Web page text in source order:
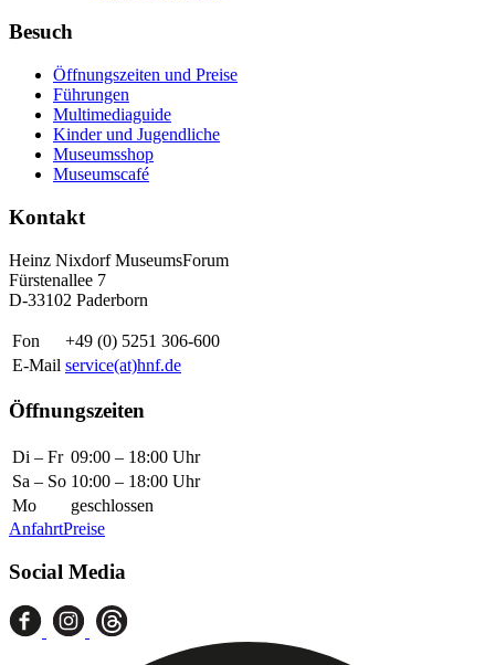
Besuch
Öffnungszeiten und Preise
Führungen
Multimediaguide
Kinder und Jugendliche
Museumsshop
Museumscafé
Kontakt
Heinz Nixdorf MuseumsForum
Fürstenallee 7
D-33102 Paderborn
Fon
+49 (0) 5251 306-600
E-Mail service(at)hnf.de
Öffnungszeiten
Di – Fr 09:00 – 18:00 Uhr
Sa – So 10:00 – 18:00 Uhr
Mo
geschlossen
AnfahrtPreise
Social Media